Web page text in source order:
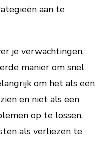
aan te
je verwachtingen.
manier om snel
om het als een
en niet als een
op te lossen.
als verliezen te